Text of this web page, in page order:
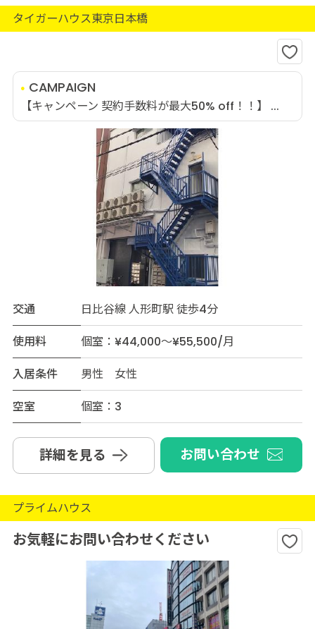
タイガーハウス東京日本橋
CAMPAIGN
【キャンペーン 契約手数料が最大50% off！！】 ...
交通
日比谷線 人形町駅 徒歩4分
使用料
個室：¥44,000～¥55,500/月
入居条件
男性 女性
空室
個室：3
詳細を見る お問い合わせ
プライムハウス
お気軽にお問い合わせください